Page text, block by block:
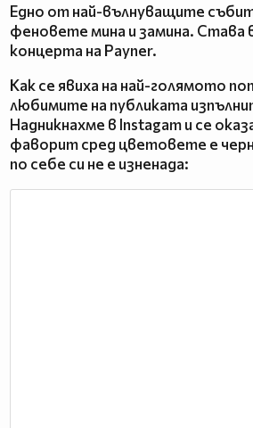
Едно от най-вълнуващите
феновете мина и замина. Става
концерта на Payner.
Как се явиха на най-голямото
любимите на публиката
Надникнахме в Instagam и се
фаворит сред цветовете е
по себе си не е изненада: